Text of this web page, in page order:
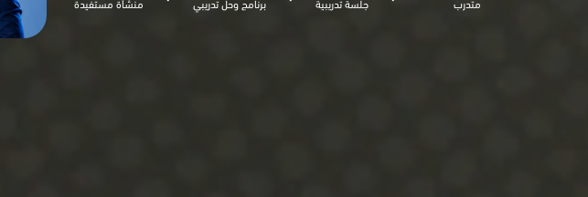
متدرب جلسة تدريبية برنامج وحل تدريبي منشأة مستفيدة